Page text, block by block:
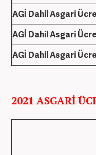
AGİ Dahil Asgari
AGİ Dahil Asgari
AGİ Dahil Asgari
2021 ASGARİ